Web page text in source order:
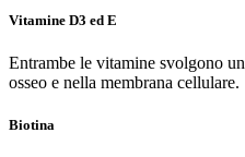
Vitamine D3 ed E
Entrambe le vitamine svolgono un
osseo e nella membrana cellulare.
Biotina